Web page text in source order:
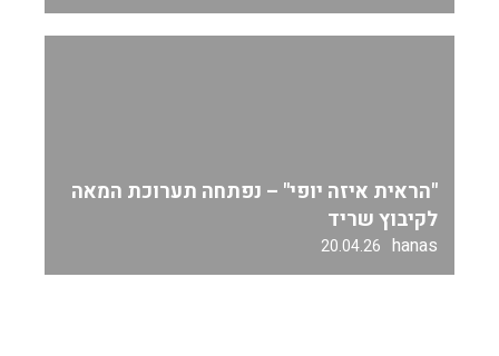
"הראית איזה יופי" – נפתחה תערוכת המאה
לקיבוץ שריד
hanas
20.04.26